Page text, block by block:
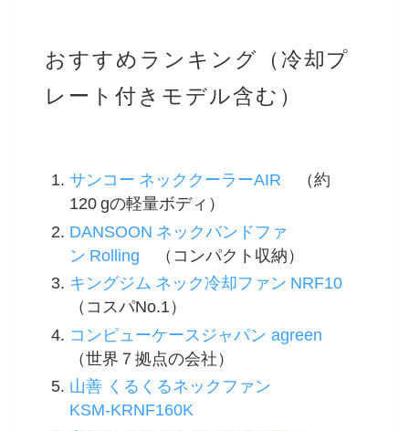
おすすめランキング（冷却プ
レート付きモデル含む）
サンコー ネッククーラーAIR （約
120 gの軽量ボディ）
DANSOON ネックバンドファ
ン Rolling （コンパクト収納）
キングジム ネック冷却ファン NRF10
（コスパNo.1）
コンピューケースジャパン agreen
（世界７拠点の会社）
山善 くるくるネックファン
KSM‑KRNF160K